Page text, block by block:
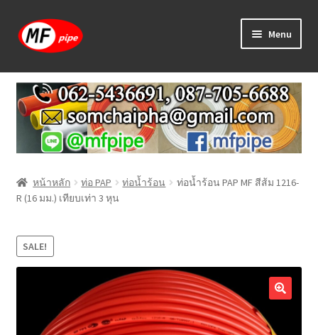
Skip
to
Skip
to
Menu
หน้าแรก
ร้านค้า
วิธีการเดินท่อ PAP
บทความ
แจ้งชำระเงิน
หน้าหลัก ท่อ PAP ท่อน้ำร้อน
ท่อน้ำร้อน PAP MF สีส้ม 1216-
R (16 มม.) เทียบเท่า 3 หุน
SALE!